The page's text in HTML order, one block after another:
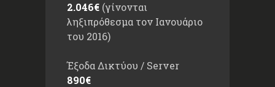
2.046€(γίνονται
ληξιπρόθεσμα τον Ιανουάριο
του 2016)
Έξοδα Δικτύου / Server
890€